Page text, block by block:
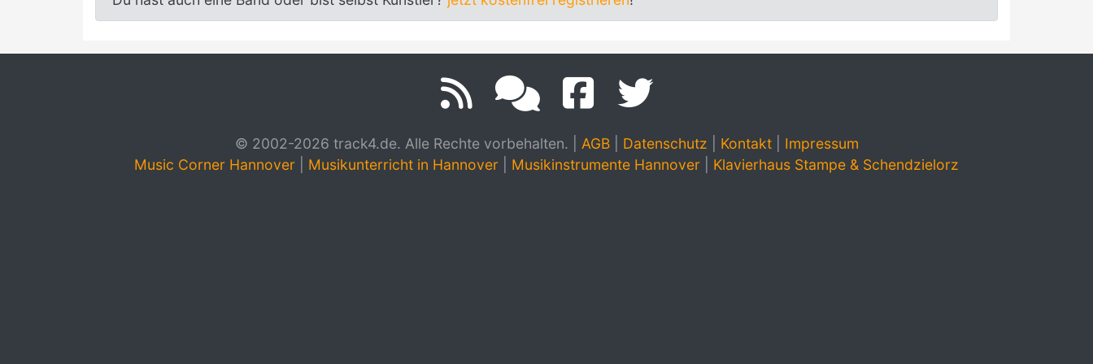
© 2002-2026 track4.de. Alle Rechte vorbehalten. AGB| Datenschutz Kontakt| Impressum
Music Corner Hannover
Musikunterricht in Hannover Musikinstrumente Hannover Klavierhaus Stampe & Schendzielorz